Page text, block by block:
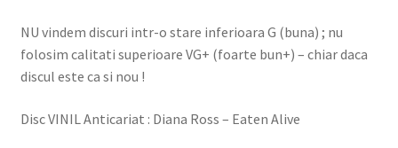
NU vindem discuri intr-o stare inferioara G (buna) ; nu
folosim calitati superioare VG+ (foarte bun+) – chiar daca
discul este ca si nou !
Disc VINIL Anticariat : Diana Ross – Eaten Alive